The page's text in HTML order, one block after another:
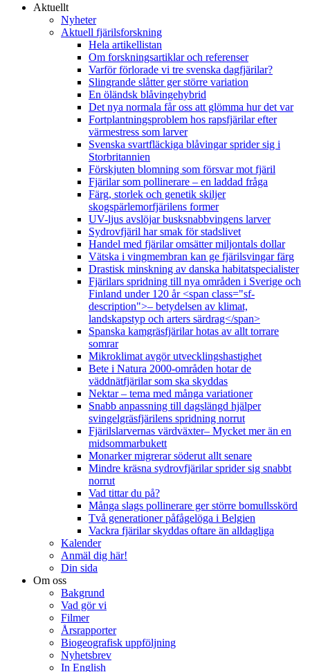
Aktuellt
Nyheter
Aktuell fjärilsforskning
Hela artikellistan
Om forskningsartiklar och referenser
Varför förlorade vi tre svenska dagfjärilar?
Slingrande slåtter ger större variation
En öländsk blåvingehybrid
Det nya normala får oss att glömma hur det var
Fortplantningsproblem hos rapsfjärilar efter
värmestress som larver
Svenska svartfläckiga blåvingar sprider sig i
Storbritannien
Förskjuten blomning som försvar mot fjäril
Fjärilar som pollinerare – en laddad fråga
Färg, storlek och genetik skiljer
skogspärlemorfjärilens former
UV-ljus avslöjar busksnabbvingens larver
Sydrovfjäril har smak för stadslivet
Handel med fjärilar omsätter miljontals dollar
Vätska i vingmembran kan ge fjärilsvingar färg
Drastisk minskning av danska habitatspecialister
Fjärilars spridning till nya områden i Sverige och
Finland under 120 år <span class="sf-
description">– betydelsen av klimat,
landskapstyp och arters särdrag</span>
Spanska kamgräsfjärilar hotas av allt torrare
somrar
Mikroklimat avgör utvecklingshastighet
Bete i Natura 2000-områden hotar de
väddnätfjärilar som ska skyddas
Nektar – tema med många variationer
Snabb anpassning till dagslängd hjälper
svingelgräsfjärilens spridning norrut
Fjärilslarvernas värdväxter– Mycket mer än en
midsommarbukett
Monarker migrerar söderut allt senare
Mindre kräsna sydrovfjärilar sprider sig snabbt
norrut
Vad tittar du på?
Många slags pollinerare ger större bomullsskörd
Två generationer påfågelöga i Belgien
Vackra fjärilar skyddas oftare än alldagliga
Kalender
Anmäl dig här!
Din sida
Om oss
Bakgrund
Vad gör vi
Filmer
Årsrapporter
Biogeografisk uppföljning
Nyhetsbrev
In English